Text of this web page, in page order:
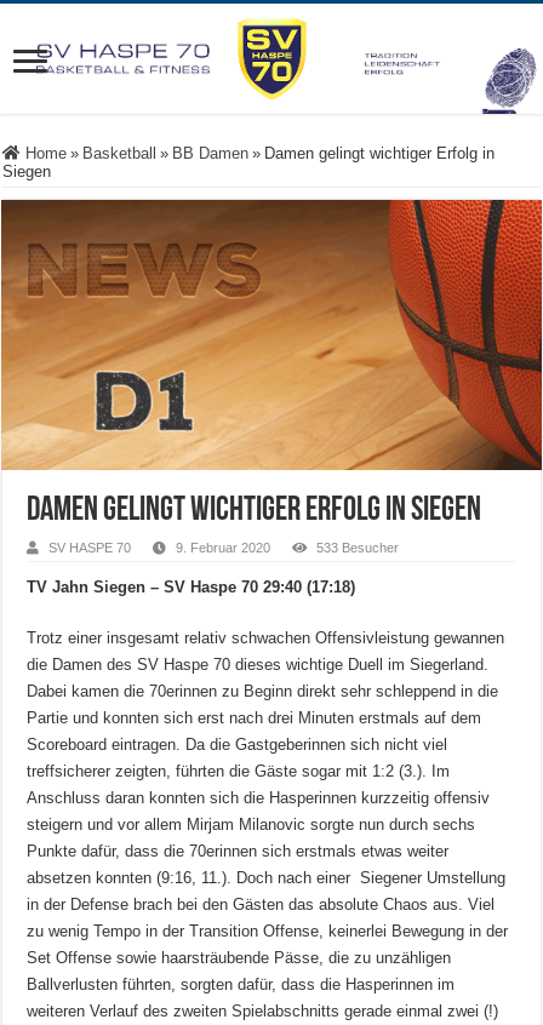
Home » Basketball » BB Damen » Damen gelingt wichtiger Erfolg in
Siegen
Damen gelingt wichtiger Erfolg in Siegen
SV HASPE 70 9. Februar 2020 533 Besucher
TV Jahn Siegen – SV Haspe 70 29:40 (17:18)
Trotz einer insgesamt relativ schwachen Offensivleistung gewannen
die Damen des SV Haspe 70 dieses wichtige Duell im Siegerland.
Dabei kamen die 70erinnen zu Beginn direkt sehr schleppend in die
Partie und konnten sich erst nach drei Minuten erstmals auf dem
Scoreboard eintragen. Da die Gastgeberinnen sich nicht viel
treffsicherer zeigten, führten die Gäste sogar mit 1:2 (3.). Im
Anschluss daran konnten sich die Hasperinnen kurzzeitig offensiv
steigern und vor allem Mirjam Milanovic sorgte nun durch sechs
Punkte dafür, dass die 70erinnen sich erstmals etwas weiter
absetzen konnten (9:16, 11.). Doch nach einer Siegener Umstellung
in der Defense brach bei den Gästen das absolute Chaos aus. Viel
zu wenig Tempo in der Transition Offense, keinerlei Bewegung in der
Set Offense sowie haarsträubende Pässe, die zu unzähligen
Ballverlusten führten, sorgten dafür, dass die Hasperinnen im
weiteren Verlauf des zweiten Spielabschnitts gerade einmal zwei (!)